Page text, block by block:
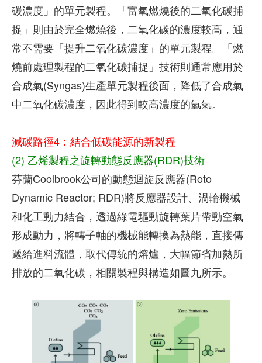
碳濃度」的單元製程。「富氧燃燒後的二氧化碳捕
捉」則由於完全燃燒後，二氧化碳的濃度較高，通
常不需要「提升二氧化碳濃度」的單元製程。「燃
燒前處理製程的二氧化碳捕捉」技術則通常應用於
合成氣(Syngas)生產單元製程後面，降低了合成氣
中二氧化碳濃度，因此得到較高濃度的氫氣。
減碳路徑4：結合低碳能源的新製程
(2) 乙烯製程之旋轉動態反應器(RDR)技術
芬蘭Coolbrook公司的動態迴旋反應器(Roto
Dynamic Reactor; RDR)將反應器設計、渦輪機械
和化工動力結合，透過綠電驅動旋轉葉片帶動空氣
形成動力，將轉子軸的機械能轉換為熱能，直接傳
遞給進料流體，取代傳統的熔爐，大幅節省加熱所
排放的二氧化碳，相關製程與構造如圖九所示。